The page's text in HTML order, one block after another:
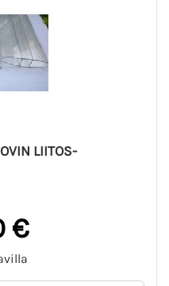
LIITOS-
€